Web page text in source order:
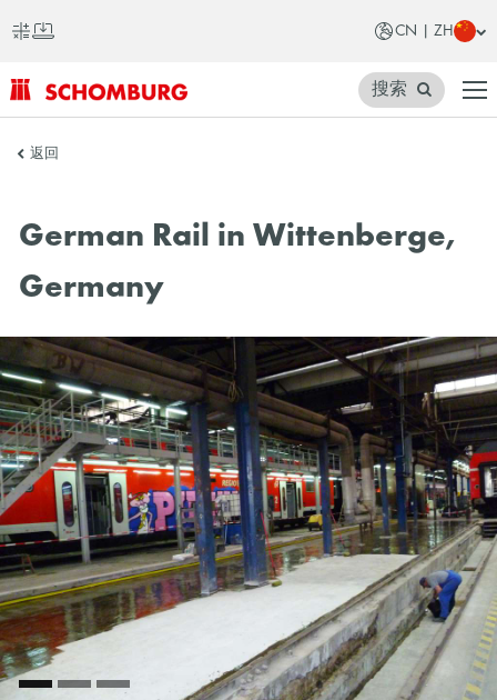
CN | ZH
SCHOMBURG
国
搜索
返回
German Rail in Wittenberge,
Germany